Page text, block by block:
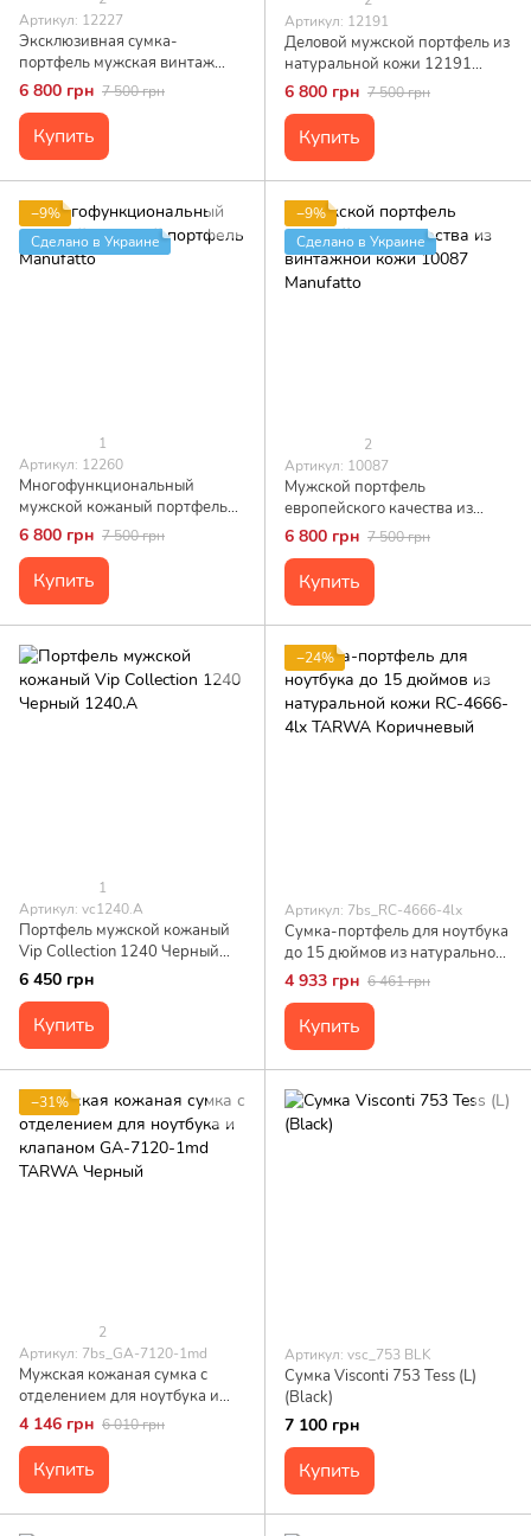
Артикул: 12227
Эксклюзивная сумка-
портфель мужская винтаж
12227 Manufatto
6 800 грн 7 500 грн
Купить
Артикул: 12191
Деловой мужской портфель из
натуральной кожи 12191
Manufatto
6 800 грн 7 500 грн
Купить
−9%
Сделано в Украине
1
Артикул: 12260
Многофункциональный
мужской кожаный портфель
Manufatto
6 800 грн 7 500 грн
Купить
−9%
Сделано в Украине
2
Артикул: 10087
Мужской портфель
европейского качества из
винтажной кожи 10087
Manufatto
6 800 грн 7 500 грн
Купить
1
Артикул: vc1240.A
Портфель мужской кожаный
Vip Collection 1240 Черный
1240.A
6 450 грн
Купить
−24%
Артикул: 7bs_RC-4666-4lx
Сумка-портфель для ноутбука
до 15 дюймов из натуральной
кожи RC-4666-4lx TARWA
Коричневый
4 933 грн 6 461 грн
Купить
−31%
2
Артикул: 7bs_GA-7120-1md
Мужская кожаная сумка с
отделением для ноутбука и
клапаном GA-7120-1md
TARWA Черный
4 146 грн 6 010 грн
Купить
Артикул: vsc_753 BLK
Сумка Visconti 753 Tess (L)
(Black)
7 100 грн
Купить